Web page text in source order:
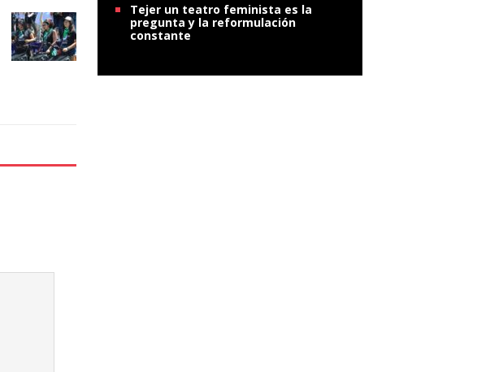
Tejer un teatro feminista es la
pregunta y la reformulación
constante